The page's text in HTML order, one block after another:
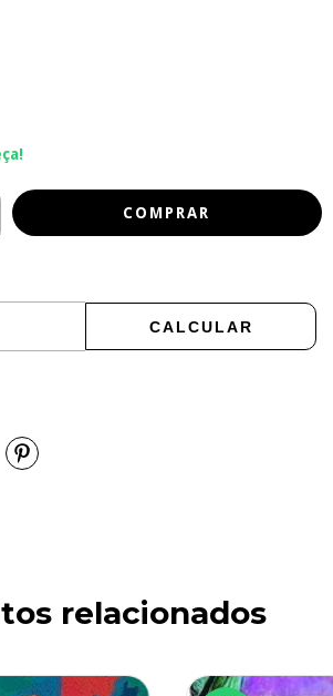
CALCULAR
relacionados